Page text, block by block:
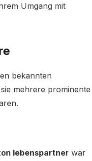
Umgang mit
bekannten
mehrere prominente
lebenspartner war